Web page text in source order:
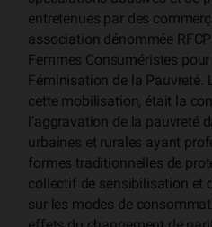
entretenues par des
association dénommée
Femmes Consuméristes
Féminisation de la Pauvreté.
cette mobilisation, était la
l’aggravation de la pauvreté
urbaines et rurales ayant
formes traditionnelles de
collectif de sensibilisation et
sur les modes de